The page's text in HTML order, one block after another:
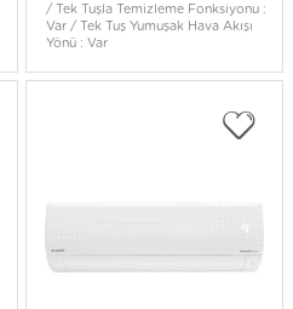
/ Tek Tuşla Temizleme Fonksiyonu :
Var / Tek Tuş Yumuşak Hava Akışı
Yönü : Var